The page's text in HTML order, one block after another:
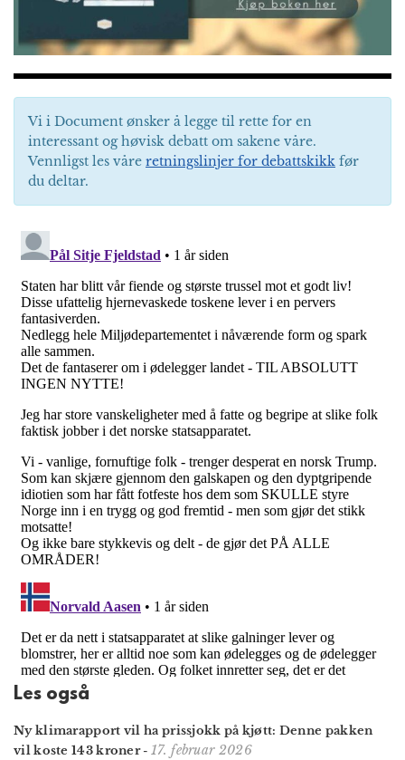
Vi i Document ønsker å legge til rette for en
interessant og høvisk debatt om sakene våre.
Vennligst les våre retningslinjer for debattskikk før
du deltar.
Les også
Ny klimarapport vil ha prissjokk på kjøtt: Denne pakken
vil koste 143 kroner-17. februar 2026